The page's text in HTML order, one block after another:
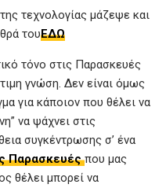
se
n
g
er
τεχνολογίας μάζεψε και
τουΕΔΩ
τόνο στις Παρασκευές
γνώση. Δεν είναι όμως
για κάποιον που θέλει να
να ψάχνει στις
συγκέντρωσης σ’ ένα
Παρασκευές που μας
θέλει μπορεί να